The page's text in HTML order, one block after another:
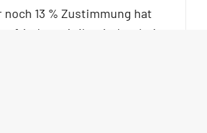
noch 13 % Zustimmung hat
mit ihr sind, scheint